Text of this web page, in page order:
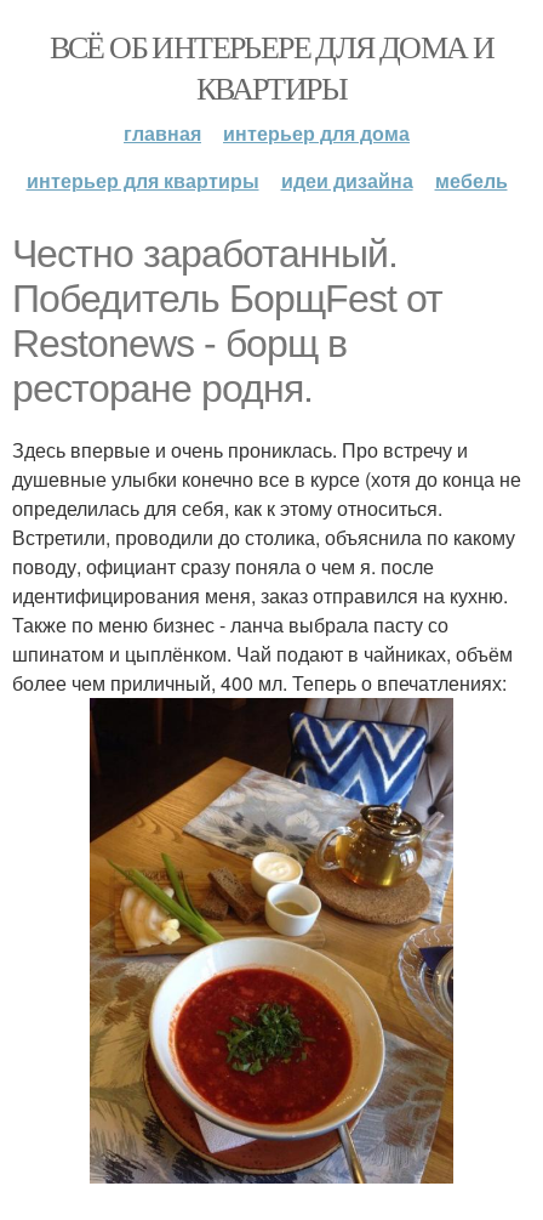
ВСЁ ОБ ИНТЕРЬЕРЕ ДЛЯ ДОМА И
КВАРТИРЫ
главная
интерьер для дома
интерьер для квартиры
идеи дизайна мебель
Честно заработанный.
Победитель БорщFest от
Restonews - борщ в
ресторане родня.
Здесь впервые и очень прониклась. Про встречу и
душевные улыбки конечно все в курсе (хотя до конца не
определилась для себя, как к этому относиться.
Встретили, проводили до столика, объяснила по какому
поводу, официант сразу поняла о чем я. после
идентифицирования меня, заказ отправился на кухню.
Также по меню бизнес - ланча выбрала пасту со
шпинатом и цыплёнком. Чай подают в чайниках, объём
более чем приличный, 400 мл. Теперь о впечатлениях: